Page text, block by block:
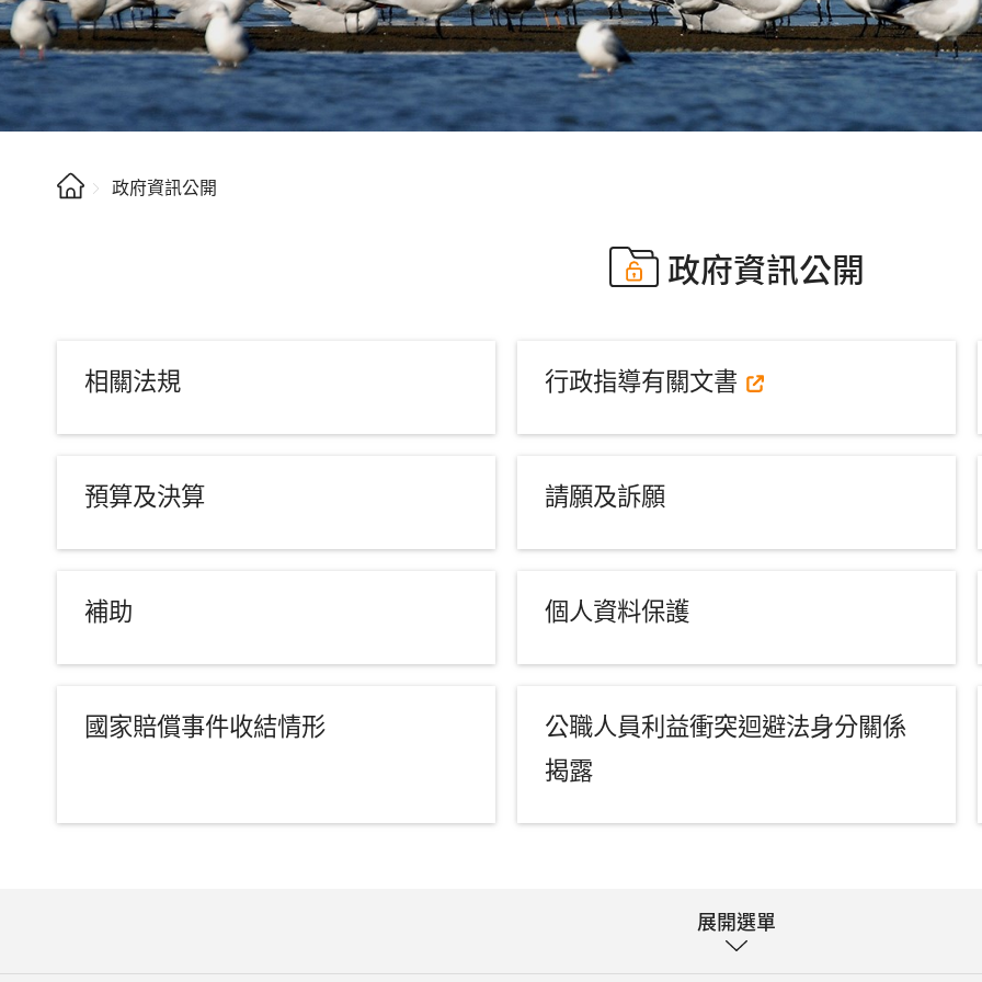
政府資訊公開
政府資訊公開
相關法規 行政指導有關文書
預算及決算 請願及訴願
補助 個人資料保護
國家賠償事件收結情形
公職人員利益衝突迴避法身分關係
揭露
展開選單